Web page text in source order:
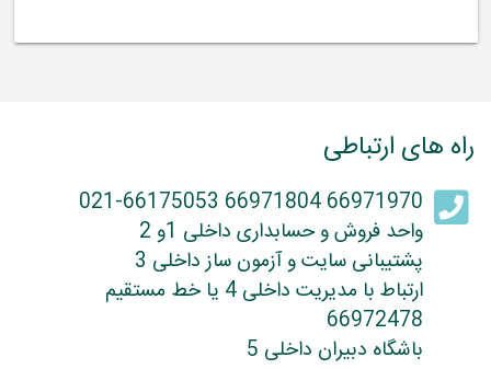
راه های ارتباطی
66971970 66971804 021-66175053
واحد فروش و حسابداری داخلی 1و 2
پشتیبانی سایت و آزمون ساز داخلی 3
ارتباط با مدیریت داخلی 4 یا خط مستقیم
66972478
باشگاه دبیران داخلی 5